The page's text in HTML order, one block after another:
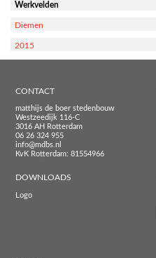
Werkvelden
Diemen
2015
CONTACT
matthijs de boer stedenbouw
Westzeedijk 116-C
3016 AH Rotterdam
06 26 324 955
info@mdbs.nl
KvK Rotterdam: 81554966
DOWNLOADS
Logo